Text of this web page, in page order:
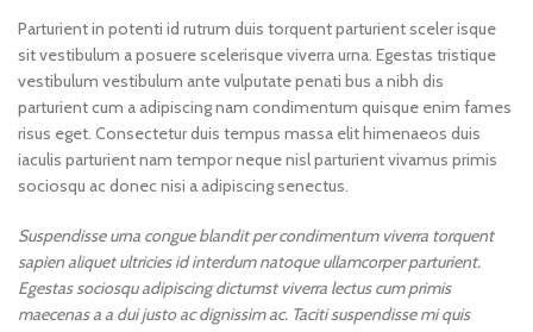
Parturient in potenti id rutrum duis torquent parturient sceler isque
sit vestibulum a posuere scelerisque viverra urna. Egestas tristique
vestibulum vestibulum ante vulputate penati bus a nibh dis
parturient cum a adipiscing nam condimentum quisque enim fames
risus eget. Consectetur duis tempus massa elit himenaeos duis
iaculis parturient nam tempor neque nisl parturient vivamus primis
sociosqu ac donec nisi a adipiscing senectus.
Suspendisse urna congue blandit per condimentum viverra torquent
sapien aliquet ultricies id interdum natoque ullamcorper parturient.
Egestas sociosqu adipiscing dictumst viverra lectus cum primis
maecenas a a dui justo ac dignissim ac. Taciti suspendisse mi quis